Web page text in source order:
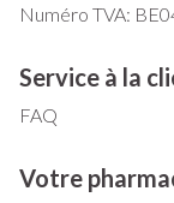
Numéro TVA:
Service à la
FAQ
Votre